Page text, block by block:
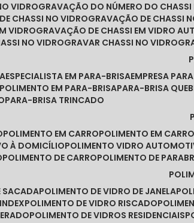
VIDRO
GRAVAÇÃO DO NÚMERO DO
CHASSI NO VIDRO
GRAVAÇÃO DE CHASSI
VIDRO
GRAVAÇÃO DE CHASSI EM VIDRO
NO VIDRO
GRAVAR CHASSI NO VIDRO
ESPECIALISTA EM PARA-BRISA EMPRESA
POLIMENTO EM PARA-BRISA PARA-BRISA
PARA-BRISA TRINCADO
POLIMENTO EM CARRO POLIMENTO EM
À DOMICÍLIO POLIMENTO VIDRO
POLIMENTO DE CARRO POLIMENTO DE
SACADA POLIMENTO DE VIDRO DE JANELA
POLIMENTO DE VIDRO RISCADO
POLIMENTO DE VIDROS RESIDENCIAIS